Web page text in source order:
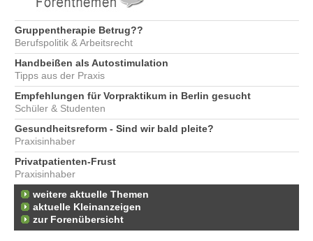
Gruppentherapie Betrug??
Berufspolitik & Arbeitsrecht
Handbeißen als Autostimulation
Tipps aus der Praxis
Empfehlungen für Vorpraktikum in Berlin gesucht
Schüler & Studenten
Gesundheitsreform - Sind wir bald pleite?
Praxisinhaber
Privatpatienten-Frust
Praxisinhaber
weitere aktuelle Themen
aktuelle Kleinanzeigen
zur Forenübersicht